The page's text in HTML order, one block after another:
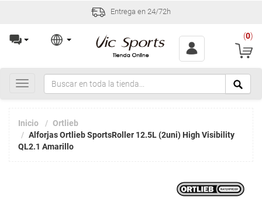
Entrega en 24/72h
(0)
Toggle
navigation
Inicio
Ortlieb
Alforjas Ortlieb SportsRoller 12.5L (2uni) High Visibility
QL2.1 Amarillo